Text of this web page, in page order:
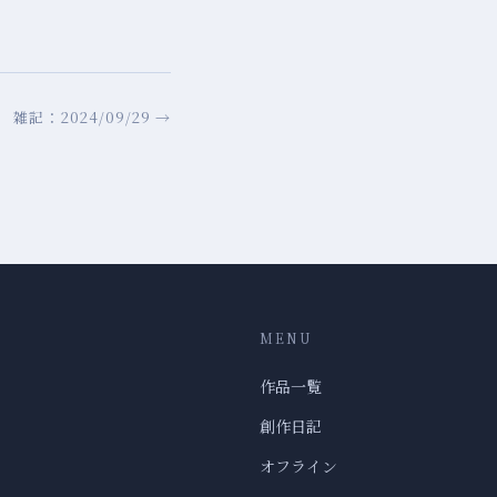
雑記：2024/09/29 →
MENU
作品一覧
創作日記
オフライン